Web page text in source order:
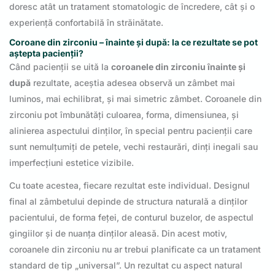
doresc atât un tratament stomatologic de încredere, cât și o
experiență confortabilă în străinătate.
Coroane din zirconiu – înainte și după: la ce rezultate se pot
aștepta pacienții?
Când pacienții se uită la coroanele din zirconiu înainte și
după rezultate, aceștia adesea observă un zâmbet mai
luminos, mai echilibrat, și mai simetric zâmbet. Coroanele din
zirconiu pot îmbunătăți culoarea, forma, dimensiunea, și
alinierea aspectului dinților, în special pentru pacienții care
sunt nemulțumiți de petele, vechi restaurări, dinți inegali sau
imperfecțiuni estetice vizibile.
Cu toate acestea, fiecare rezultat este individual. Designul
final al zâmbetului depinde de structura naturală a dinților
pacientului, de forma feței, de conturul buzelor, de aspectul
gingiilor și de nuanța dinților aleasă. Din acest motiv,
coroanele din zirconiu nu ar trebui planificate ca un tratament
standard de tip „universal”. Un rezultat cu aspect natural